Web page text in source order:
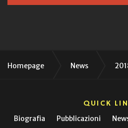
Homepage News
QUICK
Biografia Pubblicazioni